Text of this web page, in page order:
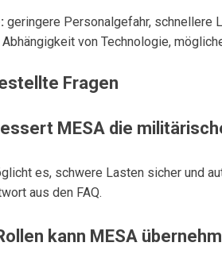
geringere Personalgefahr, schnellere
Abhängigkeit von Technologie,
Fragen
MESA die
es, schwere Lasten sicher und
aus den FAQ.
kann MESA